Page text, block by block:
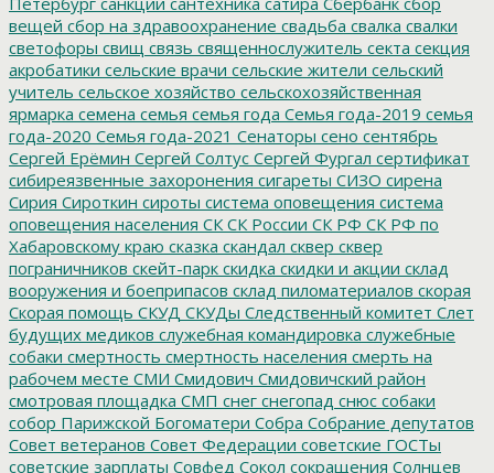
вещей сбор на здравоохранение свадьба свалка свалки
светофоры свищ связь священнослужитель секта секция
акробатики сельские врачи сельские жители сельский
учитель сельское хозяйство сельскохозяйственная
ярмарка семена семья семья года Семья года-2019 семья
года-2020 Семья года-2021 Сенаторы сено сентябрь
Сергей Ерёмин Сергей Солтус Сергей Фургал сертификат
сибиреязвенные захоронения сигареты СИЗО сирена
Сирия Сироткин сироты система оповещения система
оповещения населения СК СК России СК РФ СК РФ по
Хабаровскому краю сказка скандал сквер сквер
пограничников скейт-парк скидка скидки и акции склад
вооружения и боеприпасов склад пиломатериалов скорая
Скорая помощь СКУД СКУДы Следственный комитет Слет
будущих медиков служебная командировка служебные
собаки смертность смертность населения смерть на
рабочем месте СМИ Смидович Смидовичский район
смотровая площадка СМП снег снегопад снюс собаки
собор Парижской Богоматери Собра Собрание депутатов
Совет ветеранов Совет Федерации советские ГОСТы
советские зарплаты Совфед Сокол сокращения Солнцев